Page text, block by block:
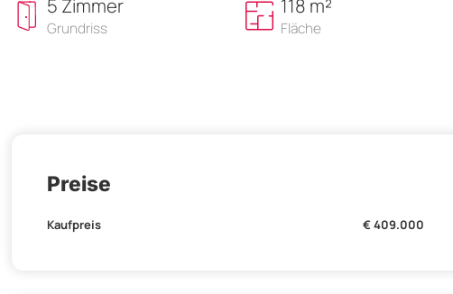
5 Zimmer
Grundriss
118 m²
Fläche
Preise
Kaufpreis € 409.000